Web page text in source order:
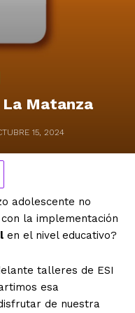
La Matanza
15, 2024
adolescente no
la implementación
en el nivel educativo?
talleres de ESI
esa
de nuestra